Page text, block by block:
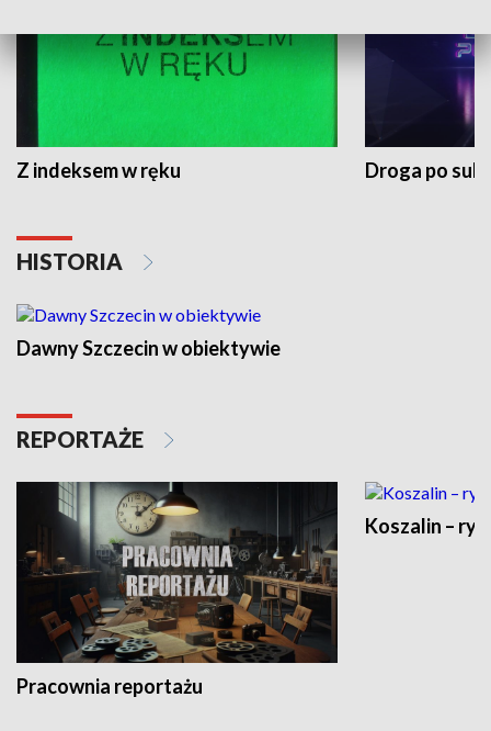
Z indeksem w ręku Droga po
HISTORIA
Dawny Szczecin w obiektywie
REPORTAŻE
Pracownia reportażu
Koszalin –